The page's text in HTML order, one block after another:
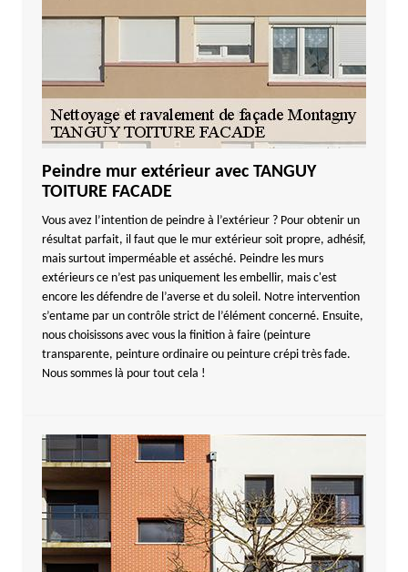
Peindre mur extérieur avec TANGUY
TOITURE FACADE
Vous avez l’intention de peindre à l’extérieur ? Pour obtenir un
résultat parfait, il faut que le mur extérieur soit propre, adhésif,
mais surtout imperméable et asséché. Peindre les murs
extérieurs ce n’est pas uniquement les embellir, mais c'est
encore les défendre de l’averse et du soleil. Notre intervention
s’entame par un contrôle strict de l’élément concerné. Ensuite,
nous choisissons avec vous la finition à faire (peinture
transparente, peinture ordinaire ou peinture crépi très fade.
Nous sommes là pour tout cela !